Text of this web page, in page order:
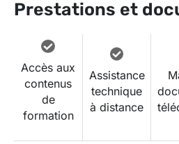
Prestations et
Accès aux
contenus
de
formation
Assistance
technique
à distance